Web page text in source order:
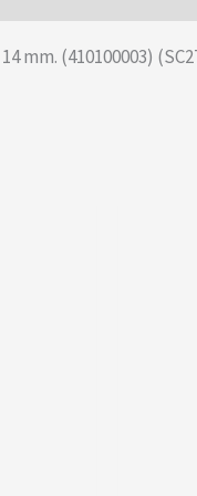
mm. (410100003)